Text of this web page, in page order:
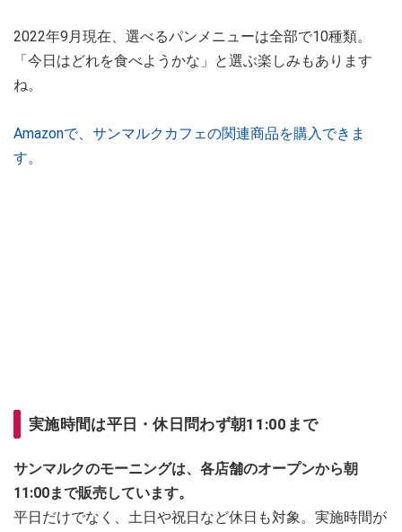
2022年9月現在、選べるパンメニューは全部で10種類。
「今日はどれを食べようかな」と選ぶ楽しみもあります
ね。
Amazonで、サンマルクカフェの関連商品を購入できま
す。
実施時間は平日・休日問わず朝11:00まで
サンマルクのモーニングは、各店舗のオープンから朝
11:00まで販売しています。
平日だけでなく、土日や祝日など休日も対象。実施時間が